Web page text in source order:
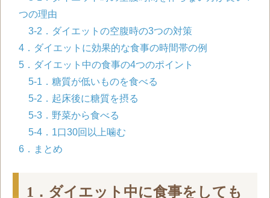
つの理由
3-2．ダイエットの空腹時の3つの対策
4．ダイエットに効果的な食事の時間帯の例
5．ダイエット中の食事の4つのポイント
5-1．糖質が低いものを食べる
5-2．起床後に糖質を摂る
5-3．野菜から食べる
5-4．1口30回以上噛む
6．まとめ
1．ダイエット中に食事をしても